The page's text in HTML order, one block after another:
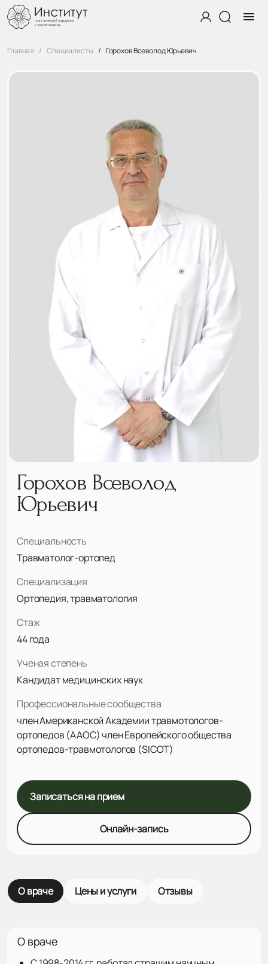
Главная Специалисты Горохов Всеволод Юрьевич
Горохов Всеволод
Юрьевич
Специальность
Травматолог-ортопед
Специализация
Ортопедия, травматология
Стаж
44 года
Ученая степень
Кандидат медицинских наук
Профессиональные сообщества
член Американской Академии травмотологов-
ортопедов (AAOC) член Европейского общества
ортопедов-травмотологов (SICOT)
Записаться на прием
Онлайн-запись
О враче Цены и услуги Отзывы
О враче